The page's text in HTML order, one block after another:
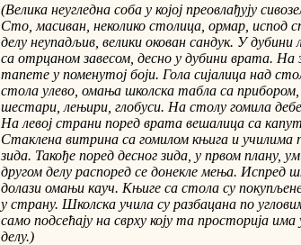
(Велика неугледна соба у којој преовлађују
Сто, масиван, неколико столица, ормар, испод
делу неупадљив, велики окован сандук. У дубини
са отрцаном завесом, десно у дубини врата. На
тапете у поменутој боји. Гола сијалица над
стола улево, омања школска табла са
шестари, лењири, глобуси. На столу гомила
На левој страни поред врата вешалица са
Стаклена витрина са гомилом књига и училима
зида. Такође поред десног зида, у првом плану,
другом делу распоред се донекле мења. Испред
долази омањи кауч. Књиге са стола су
у страну. Школска учила су разбацана по
само подсећају на сврху коју та просторија има
делу.)